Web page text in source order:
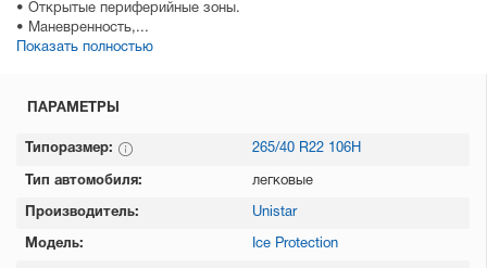
• Открытые периферийные зоны.
• Маневренность,...
Показать полностью
ПАРАМЕТРЫ
Типоразмер: 265/40 R22 106H
Тип автомобиля: легковые
Производитель: Unistar
Модель: Ice Protection